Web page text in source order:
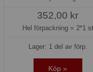
352,00 kr
Hel förpackning = 2*1 st
Lager: 1 del av förp.
Köp »